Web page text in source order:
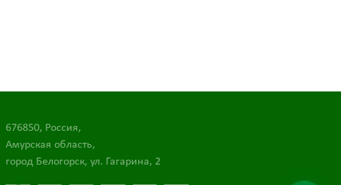
676850, Россия,
Амурская область,
город Белогорск, ул. Гагарина, 2